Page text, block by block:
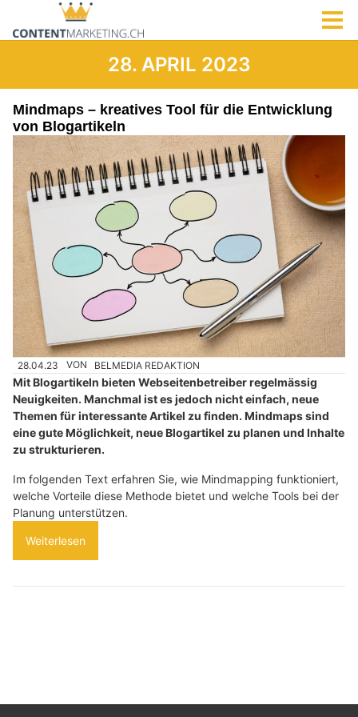
28. APRIL 2023
Mindmaps – kreatives Tool für die Entwicklung
von Blogartikeln
28.04.23 VON BELMEDIA REDAKTION
Mit Blogartikeln bieten Webseitenbetreiber regelmässig
Neuigkeiten. Manchmal ist es jedoch nicht einfach, neue
Themen für interessante Artikel zu finden. Mindmaps sind
eine gute Möglichkeit, neue Blogartikel zu planen und Inhalte
zu strukturieren.
Im folgenden Text erfahren Sie, wie Mindmapping funktioniert,
welche Vorteile diese Methode bietet und welche Tools bei der
Planung unterstützen.
Weiterlesen